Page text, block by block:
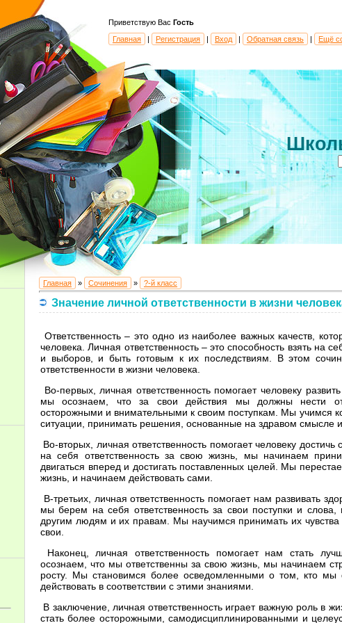
Приветствую Вас Гость
Главная
| Регистрация | Вход | Обратная связь | Ещё
Главная » Сочинения » ?-й класс
Значение личной ответственности в жизни
Ответственность – это одно из наиболее важных качеств,
человека. Личная ответственность – это способность взять на
и выборов, и быть готовым к их последствиям. В этом
ответственности в жизни человека.
Во-первых, личная ответственность помогает человеку
мы осознаем, что за свои действия мы должны нести
осторожными и внимательными к своим поступкам. Мы учимся
ситуации, принимать решения, основанные на здравом смысле
Во-вторых, личная ответственность помогает человеку
на себя ответственность за свою жизнь, мы начинаем
двигаться вперед и достигать поставленных целей. Мы
жизнь, и начинаем действовать сами.
В-третьих, личная ответственность помогает нам развивать
мы берем на себя ответственность за свои поступки и
другим людям и их правам. Мы научимся принимать их
свои.
Наконец, личная ответственность помогает нам стать
осознаем, что мы ответственны за свою жизнь, мы начинаем
росту. Мы становимся более осведомленными о том, кто
действовать в соответствии с этими знаниями.
В заключение, личная ответственность играет важную роль в
стать более осторожными, самодисциплинированными и